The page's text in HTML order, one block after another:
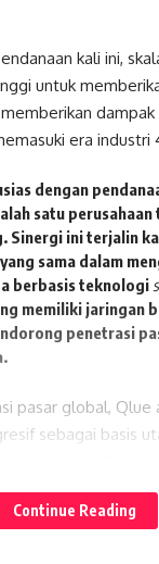
kali ini,
untuk
era industri
dengan
satu
Sinergi ini terjalin
sama dalam
berbasis teknologi
memiliki jaringan
penetrasi
pasar global, Qlue
sebagai basis
Filipina sebagai
Continue Reading